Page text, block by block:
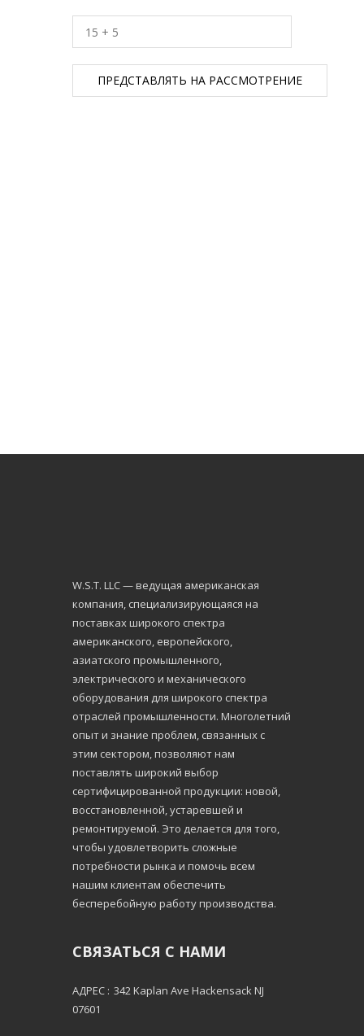
W.S.Т. LLC — ведущая американская
компания, специализирующаяся на
поставках широкого спектра
американского, европейского,
азиатского промышленного,
электрического и механического
оборудования для широкого спектра
отраслей промышленности. Многолетний
опыт и знание проблем, связанных с
этим сектором, позволяют нам
поставлять широкий выбор
сертифицированной продукции: новой,
восстановленной, устаревшей и
ремонтируемой. Это делается для того,
чтобы удовлетворить сложные
потребности рынка и помочь всем
нашим клиентам обеспечить
бесперебойную работу производства.
СВЯЗАТЬСЯ С НАМИ
АДРЕС : 342 Kaplan Ave Hackensack NJ
07601